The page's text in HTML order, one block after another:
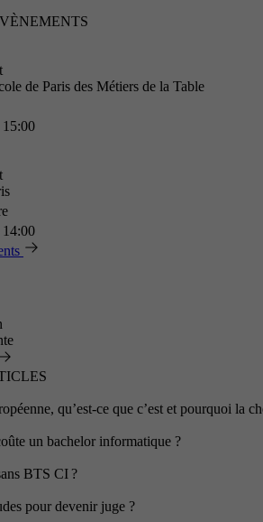
de Paris des Métiers de la Table
15:00
qu’est-ce que c’est et pourquoi la
un bachelor informatique ?
BTS CI ?
pour devenir juge ?